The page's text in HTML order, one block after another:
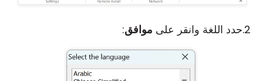
حدد اللغة وانقر على موافق: